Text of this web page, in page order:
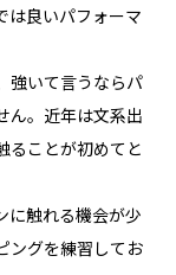
は良いパフォーマ
強いて言うならパ
ん。近年は文系出
ることが初めてと
に触れる機会が少
ングを練習してお